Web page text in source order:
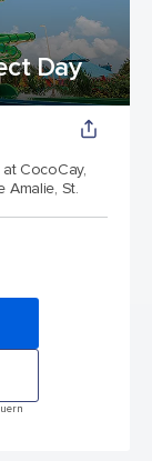
Day
CocoCay,
Amalie, St.